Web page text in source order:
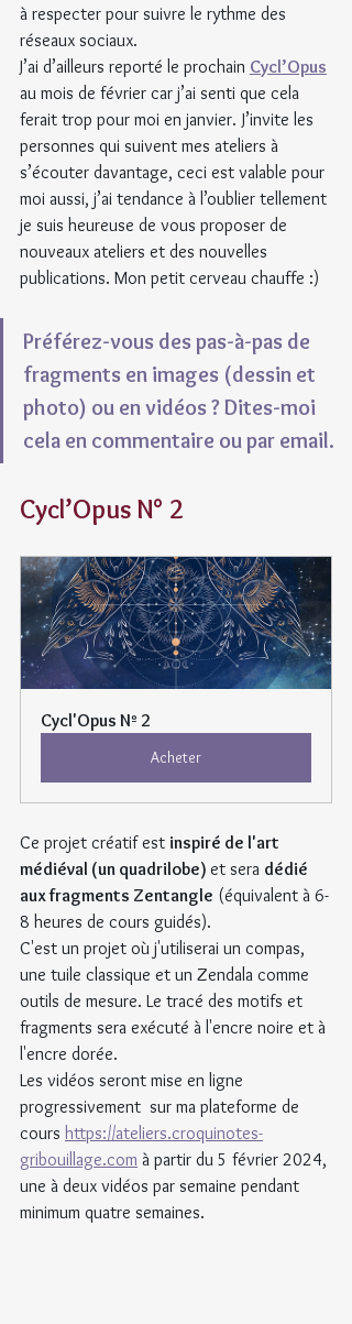
à respecter pour suivre le rythme des
réseaux sociaux.
J’ai d’ailleurs reporté le prochain Cycl’Opus
au mois de février car j’ai senti que cela
ferait trop pour moi en janvier. J’invite les
personnes qui suivent mes ateliers à
s’écouter davantage, ceci est valable pour
moi aussi, j’ai tendance à l’oublier tellement
je suis heureuse de vous proposer de
nouveaux ateliers et des nouvelles
publications. Mon petit cerveau chauffe :)
Préférez-vous des pas-à-pas de
fragments en images (dessin et
photo) ou en vidéos ? Dites-moi
cela en commentaire ou par email.
Cycl’Opus N° 2
Cycl'Opus Nº 2
Acheter
Ce projet créatif est inspiré de l'art
médiéval (un quadrilobe) et sera dédié
aux fragments Zentangle (équivalent à 6-
8 heures de cours guidés).
C'est un projet où j'utiliserai un compas,
une tuile classique et un Zendala comme
outils de mesure. Le tracé des motifs et
fragments sera exécuté à l'encre noire et à
l'encre dorée.
Les vidéos seront mise en ligne
progressivement  sur ma plateforme de
cours https://ateliers.croquinotes-
gribouillage.com à partir du 5 février 2024,
une à deux vidéos par semaine pendant
minimum quatre semaines.